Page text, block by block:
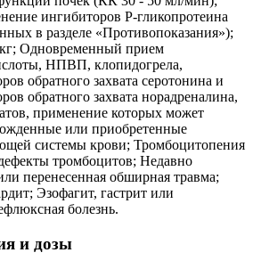
ингибиторов Р-гликопротеина
в разделе «Противопоказания»);
Одновременный прием
НПВП, клопидогрела,
обратного захвата серотонина и
обратного захвата норадреналина,
применение которых может
или приобретенные
системы крови; Тромбоцитопения
тромбоцитов; Недавно
перенесенная обширная травма;
Эзофагит, гастрит или
болезнь.
и дозы